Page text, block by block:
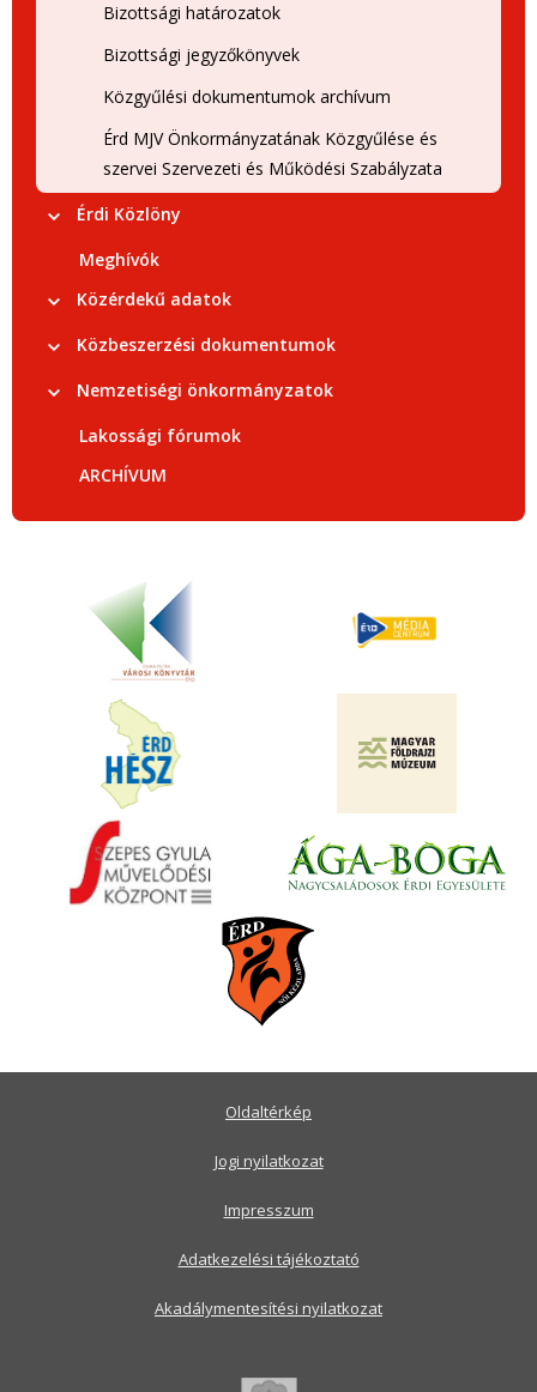
Bizottsági határozatok
Bizottsági jegyzőkönyvek
Közgyűlési dokumentumok archívum
Érd MJV Önkormányzatának Közgyűlése és
szervei Szervezeti és Működési Szabályzata
Érdi Közlöny
Meghívók
Közérdekű adatok
Közbeszerzési dokumentumok
Nemzetiségi önkormányzatok
Lakossági fórumok
ARCHÍVUM
Oldaltérkép
Jogi nyilatkozat
Impresszum
Adatkezelési tájékoztató
Akadálymentesítési nyilatkozat